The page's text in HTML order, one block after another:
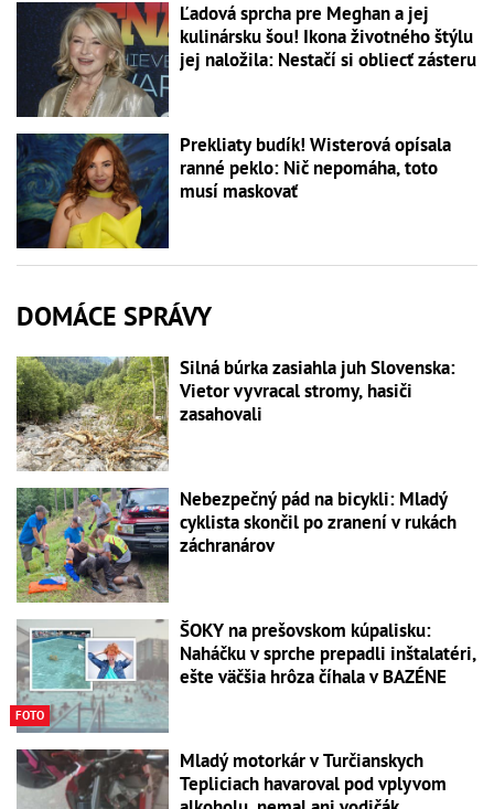
Ľadová sprcha pre Meghan a jej
kulinársku šou! Ikona životného štýlu
jej naložila: Nestačí si obliecť zásteru
Prekliaty budík! Wisterová opísala
ranné peklo: Nič nepomáha, toto
musí maskovať
DOMÁCE SPRÁVY
Silná búrka zasiahla juh Slovenska:
Vietor vyvracal stromy, hasiči
zasahovali
Nebezpečný pád na bicykli: Mladý
cyklista skončil po zranení v rukách
záchranárov
FOTO
ŠOKY na prešovskom kúpalisku:
Naháčku v sprche prepadli inštalatéri,
ešte väčšia hrôza číhala v BAZÉNE
Mladý motorkár v Turčianskych
Tepliciach havaroval pod vplyvom